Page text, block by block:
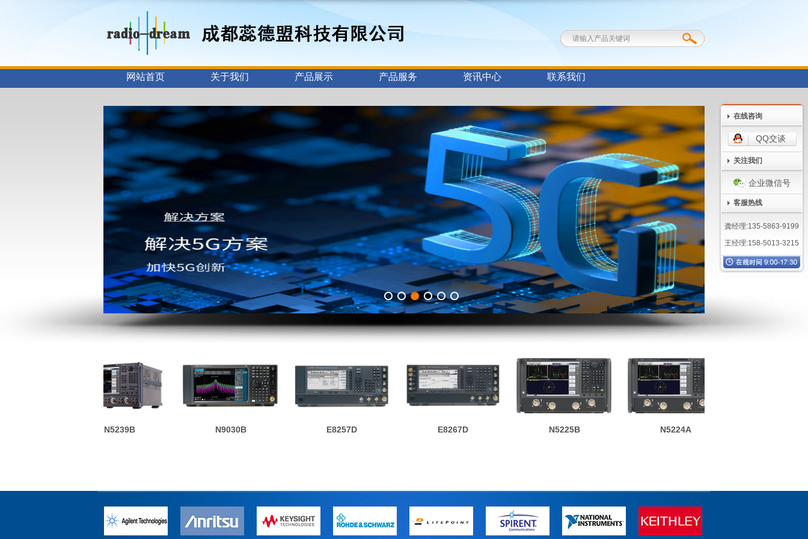
网站首页 关于我们 产品展示 产品服务 资讯中心 联系我们
N5239B N9030B E8257D E8267D N5225B N5224A
在线咨询
QQ交谈
关注我们
企业微信号
客服热线
龚经理:135-5863-9199
王经理:158-5013-3215